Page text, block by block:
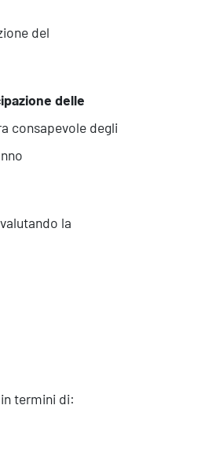
del
delle
consapevole degli
la
termini di: